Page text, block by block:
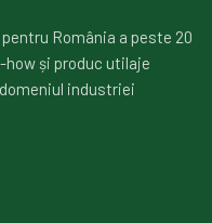
România a peste 20
și produc utilaje
industriei